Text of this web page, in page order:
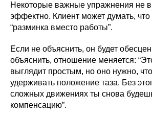
Некоторые важные упражнения не
эффектно. Клиент может думать, что
“разминка вместо работы”.
Если не объяснить, он будет
объяснить, отношение меняется:
выглядит простым, но оно нужно,
удерживать положение таза. Без
сложных движениях ты снова
компенсацию”.